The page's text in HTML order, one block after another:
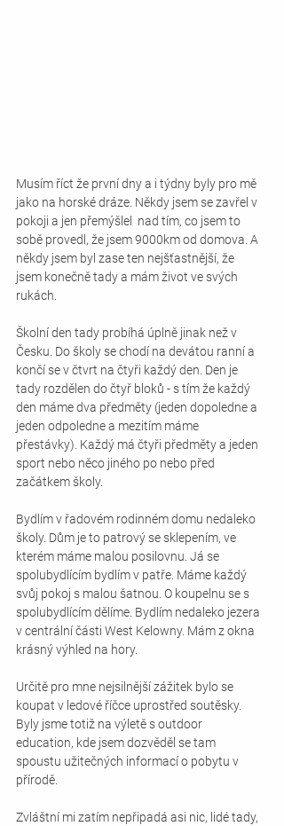
Musím říct že první dny a i týdny byly pro mě
jako na horské dráze. Někdy jsem se zavřel v
pokoji a jen přemýšlel  nad tím, co jsem to
sobě provedl, že jsem 9000km od domova. A
někdy jsem byl zase ten nejšťastnější, že
jsem konečně tady a mám život ve svých
rukách.
Školní den tady probíhá úplně jinak než v
Česku. Do školy se chodí na devátou ranní a
končí se v čtvrt na čtyři každý den. Den je
tady rozdělen do čtyř bloků - s tím že každý
den máme dva předměty (jeden dopoledne a
jeden odpoledne a mezitím máme
přestávky). Každý má čtyři předměty a jeden
sport nebo něco jiného po nebo před
začátkem školy.
Bydlím v řadovém rodinném domu nedaleko
školy. Dům je to patrový se sklepením, ve
kterém máme malou posilovnu. Já se
spolubydlícím bydlím v patře. Máme každý
svůj pokoj s malou šatnou. O koupelnu se s
spolubydlícím dělíme. Bydlím nedaleko jezera
v centrální části West Kelowny. Mám z okna
krásný výhled na hory.
Určitě pro mne nejsilnější zážitek bylo se
koupat v ledové říčce uprostřed soutěsky.
Byly jsme totiž na výletě s outdoor
education, kde jsem dozvěděl se tam
spoustu užitečných informací o pobytu v
přírodě.
Zvláštní mi zatím nepřipadá asi nic, lidé tady,